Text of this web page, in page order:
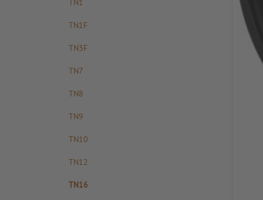
TN1F
TN3F
TN7
TN8
TN9
TN10
TN12
TN16